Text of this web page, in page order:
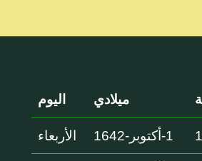
ميلادي اليوم
1-أكتوبر-1642 الأربعاء